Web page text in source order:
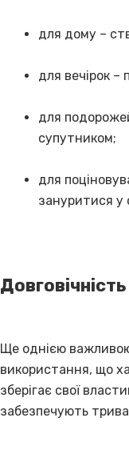
для дому –
для вечірок –
для
супутником;
для
зануритися у
Ще однією
використання, що
зберігає свої
забезпечують